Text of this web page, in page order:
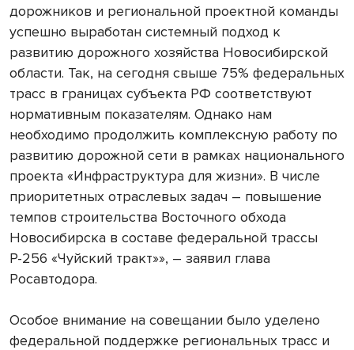
дорожников и региональной проектной команды
успешно выработан системный подход к
развитию дорожного хозяйства Новосибирской
области. Так, на сегодня свыше 75% федеральных
трасс в границах субъекта РФ соответствуют
нормативным показателям. Однако нам
необходимо продолжить комплексную работу по
развитию дорожной сети в рамках национального
проекта «Инфраструктура для жизни». В числе
приоритетных отраслевых задач – повышение
темпов строительства Восточного обхода
Новосибирска в составе федеральной трассы
Р-256 «Чуйский тракт»», – заявил глава
Росавтодора.
Особое внимание на совещании было уделено
федеральной поддержке региональных трасс и